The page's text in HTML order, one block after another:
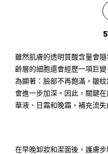
雖然肌膚的透明質酸含量會
齡層的細胞還會經歷一項巨
為顯著：臉部不再飽滿，皺
會進一步加深。因此，關鍵
華液、日霜和晚霜，補充流失
在早晚卸妝和潔面後，護膚